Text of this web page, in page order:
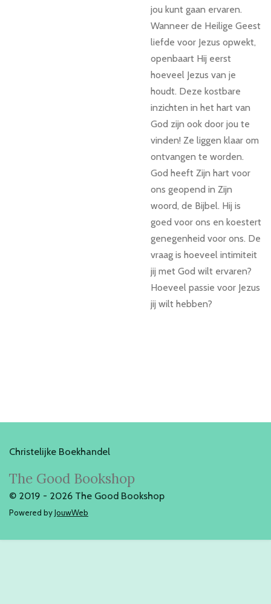
jou kunt gaan ervaren.
Wanneer de Heilige Geest
liefde voor Jezus opwekt,
openbaart Hij eerst
hoeveel Jezus van je
houdt. Deze kostbare
inzichten in het hart van
God zijn ook door jou te
vinden! Ze liggen klaar om
ontvangen te worden.
God heeft Zijn hart voor
ons geopend in Zijn
woord, de Bijbel. Hij is
goed voor ons en koestert
genegenheid voor ons. De
vraag is hoeveel intimiteit
jij met God wilt ervaren?
Hoeveel passie voor Jezus
jij wilt hebben?
Christelijke Boekhandel
The Good Bookshop
© 2019 - 2026 The Good Bookshop
Powered byJouwWeb